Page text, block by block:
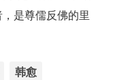
是尊儒反佛的里
韩愈